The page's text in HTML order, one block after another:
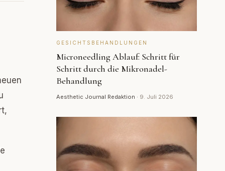
GESICHTSBEHANDLUNGEN
Microneedling Ablauf: Schritt für
Schritt durch die Mikronadel-
Behandlung
Aesthetic Journal Redaktion · 9. Juli 2026